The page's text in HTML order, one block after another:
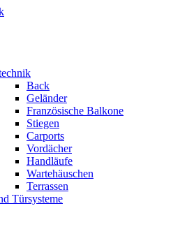
Back
Geländer
Französische Balkone
Stiegen
Carports
Vordächer
Handläufe
Wartehäuschen
Terrassen
Türsysteme